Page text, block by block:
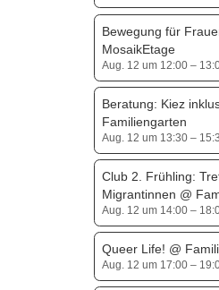
Bewegung für
MosaikEtage
Aug. 12 um 12:00 –
Beratung: Kiez
Familiengarten
Aug. 12 um 13:30 –
Club 2. Frühling:
Migrantinnen @
Aug. 12 um 14:00 –
Queer Life! @
Aug. 12 um 17:00 –